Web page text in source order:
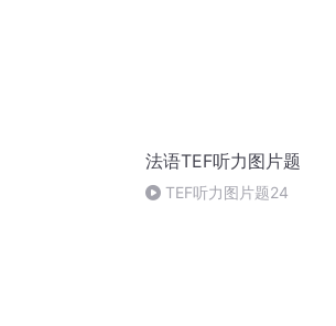
法语TEF听力图片题
TEF听力图片题24